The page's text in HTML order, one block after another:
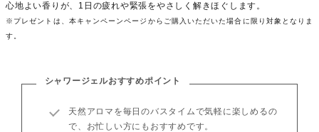
心地よい香りが、1日の疲れや緊張をやさしく解きほぐします。
※プレゼントは、本キャンペーンページからご購入いただいた場合に限り対象となりま
す。
シャワージェルおすすめポイント
天然アロマを毎日のバスタイムで気軽に楽しめるの
で、お忙しい方にもおすすめです。